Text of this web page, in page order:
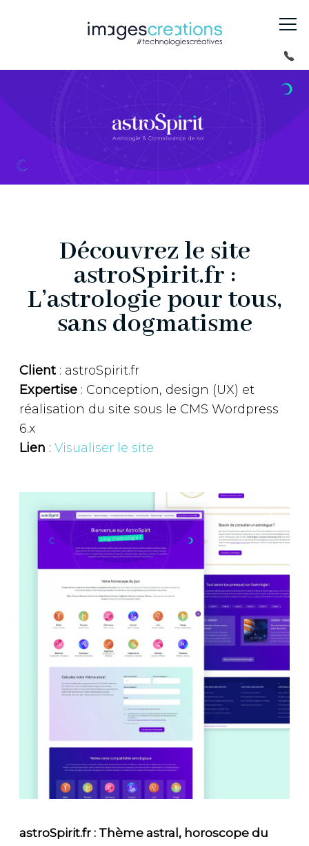
Découvrez le site
astroSpirit.fr :
L’astrologie pour tous,
sans dogmatisme
Client: astroSpirit.fr
Expertise : Conception, design (UX) et
réalisation du site sous le CMS Wordpress
6.x
Lien :Visualiser le site
astroSpirit.fr : Thème astral, horoscope du